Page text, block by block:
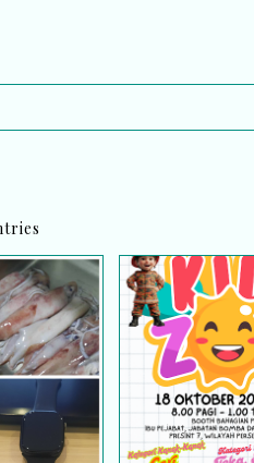
abadi
Happening
Bomba